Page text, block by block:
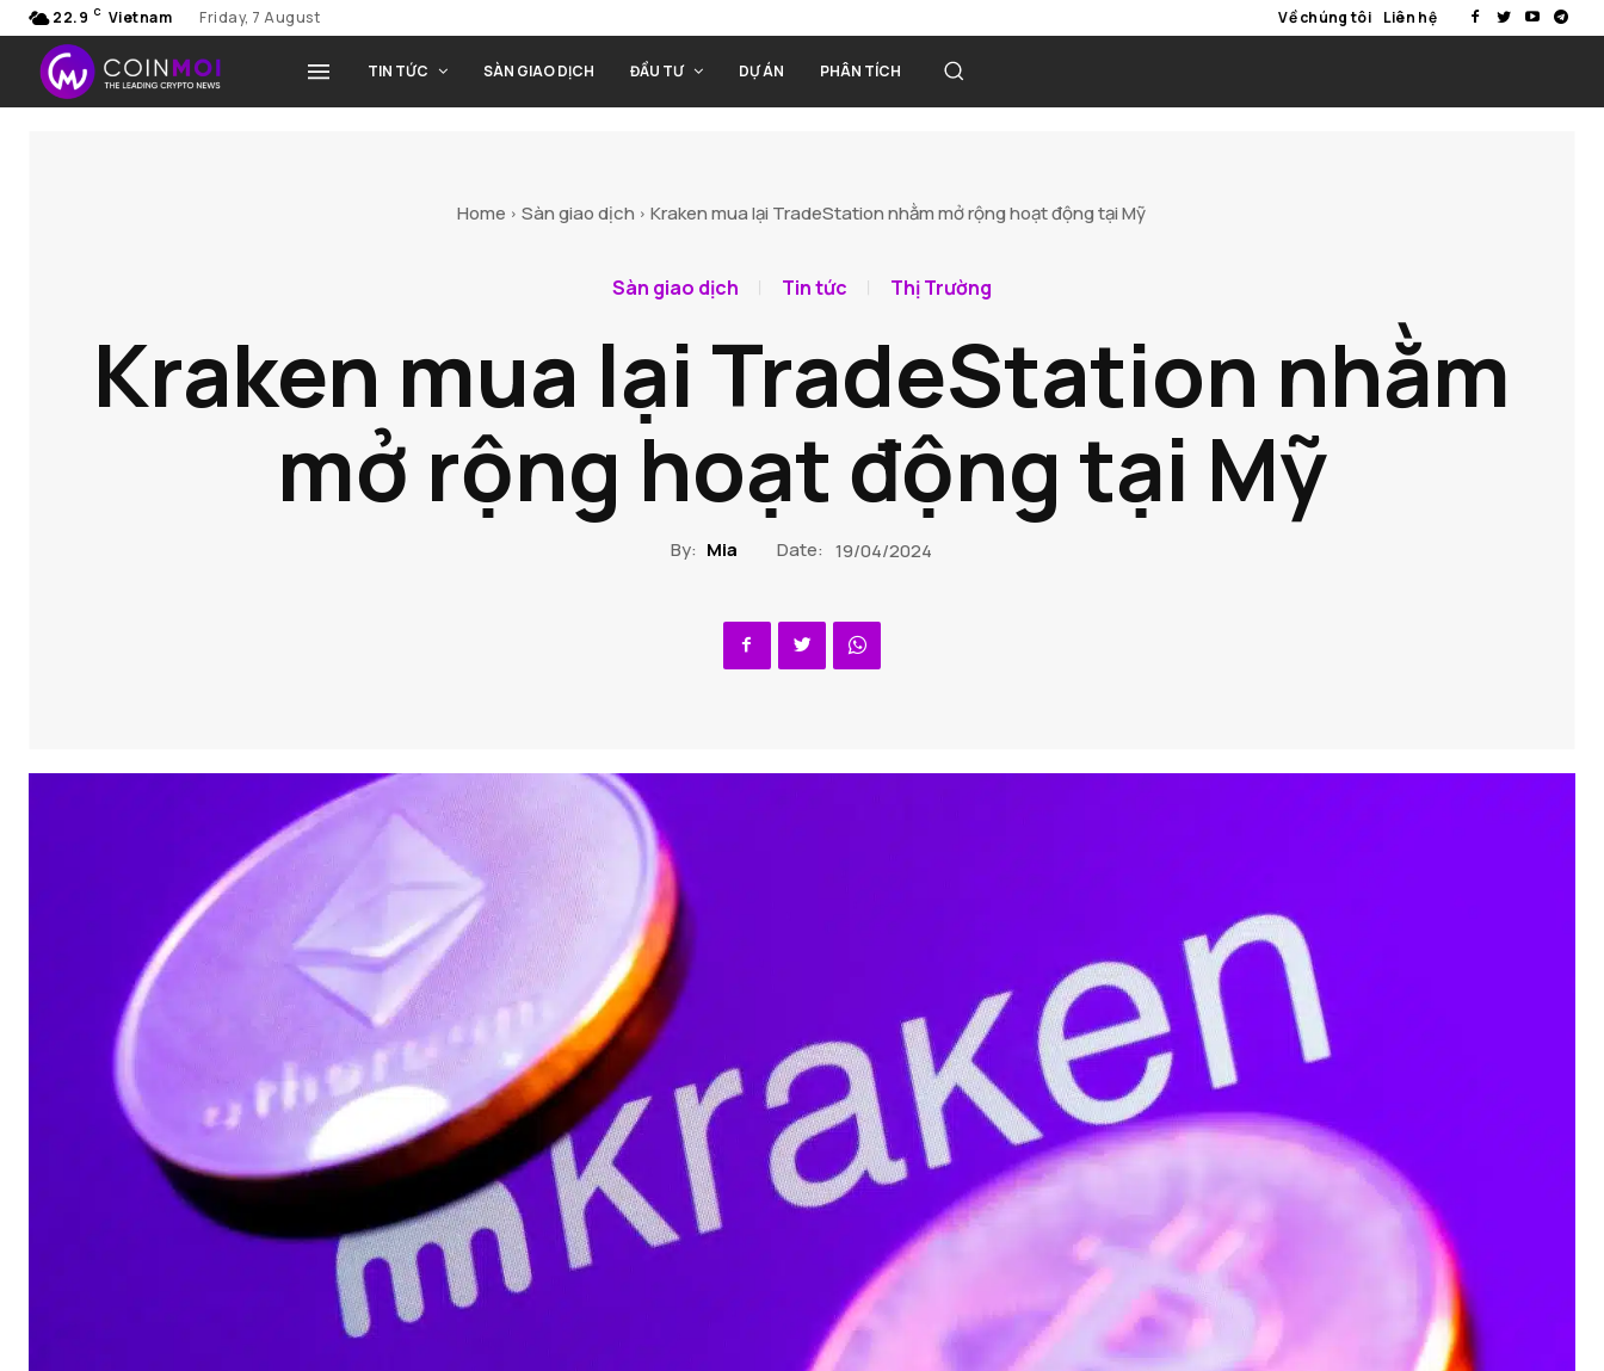
22.9 C Vietnam Friday, 7 August Về chúng tôi Liên hệ
TIN TỨC SÀN GIAO DỊCH ĐẦU TƯ DỰ ÁN PHÂN TÍCH
Home Sàn giao dịch Kraken mua lại TradeStation nhằm mở rộng hoạt động tại Mỹ
Sàn giao dịch Tin tức Thị Trường
Kraken mua lại TradeStation nhằm
mở rộng hoạt động tại Mỹ
By: Mia Date: 19/04/2024